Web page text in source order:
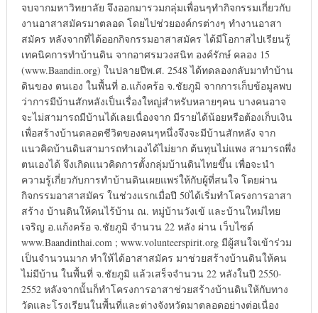
จบจากมหาวิทยาลัย จึงออกมารวมกลุ่มเพื่อนๆทำกิจกรรมเกี่ยวกับ
งานอาสาสมัครมาตลอด โดยไปช่วยองค์กรต่างๆ ทำงานอาสา
สมัคร หลังจากที่ได้ออกกิจกรรมอาสาสมัคร ได้มีโอกาสไปเรียนรู้
เทคนิคการทำบ้านดิน จากอาศรมวงสนิท องค์รักษ์ คลอง 15
(www.Baandin.org) ในปลายปีพ.ศ. 2548 ได้ทดลองกลับมาทำบ้าน
ดินของ ตนเอง ในพื้นที่ อ.แก้งคร้อ จ.ชัยภูมิ จากการเก็บข้อมูลพบ
ว่าการมีบ้านสักหลังเป็นเรื่องใหญ่สำหรับหลายๆคน บางคนอาจ
จะไม่สามารถมีบ้านได้เลยเนื่องจาก มีรายได้น้อยหรือต้องเก็บเงิน
เพื่อสร้างบ้านตลอดชีวิตของคนๆหนึ่งจึงจะมีบ้านสักหลัง จาก
แนวคิดบ้านดินสามารถทำเองได้ไม่ยาก ต้นทุนไม่แพง สามารถพึ่ง
ตนเองได้ จึงเกิดแนวคิดการตั้งกลุ่มบ้านดินไทยขึ้น เพื่อจะนำ
ความรู้เกี่ยวกับการทำบ้านดินเผยแพร่ให้กับผู้ที่สนใจ โดยผ่าน
กิจกรรมอาสาสมัคร ในช่วงแรกเมื่อปี 50ได้เริ่มทำโครงการอาสา
สร้าง บ้านดินให้คนไร้บ้าน ณ. หมู่บ้านวังเข้ และบ้านใหม่ไทย
เจริญ อ.แก้งคร้อ จ.ชัยภูมิ จำนวน 22 หลัง ผ่าน เว็บไซต์
www.Baandinthai.com ; www.volunteerspirit.org มีผู้สนใจเข้าร่วม
เป็นจำนวนมาก ทำให้ได้อาสาสมัคร มาช่วยสร้างบ้านดินให้คน
ไม่มีบ้าน ในพื้นที่ จ.ชัยภูมิ แล้วเสร็จจำนวน 22 หลังในปี 2550-
2552 หลังจากนั้นก็ทำโครงการอาสาช่วยสร้างบ้านดินให้กับทาง
วัดและโรงเรียนในพื้นที่และต่างจังหวัดมาตลอดอย่างต่อเนื่อง